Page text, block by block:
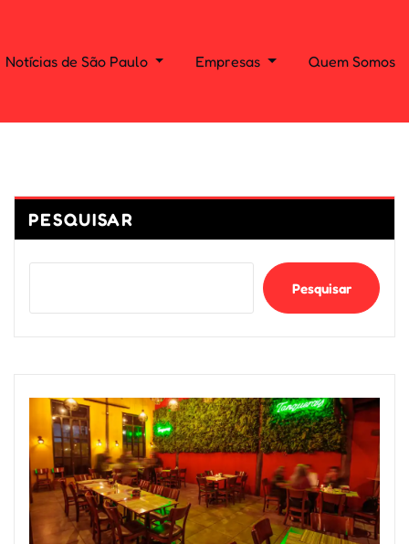
Notícias de São Paulo Empresas Quem Somos
PESQUISAR
Pesquisar